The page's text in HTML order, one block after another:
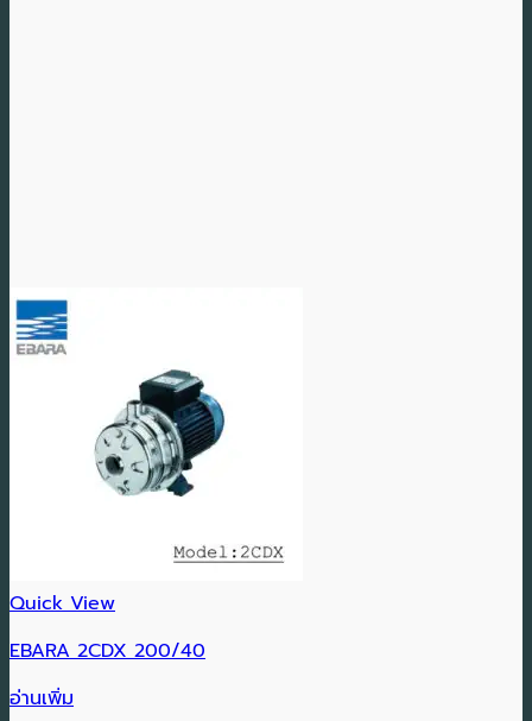
Quick View
EBARA 2CDX 200/40
อ่านเพิ่ม